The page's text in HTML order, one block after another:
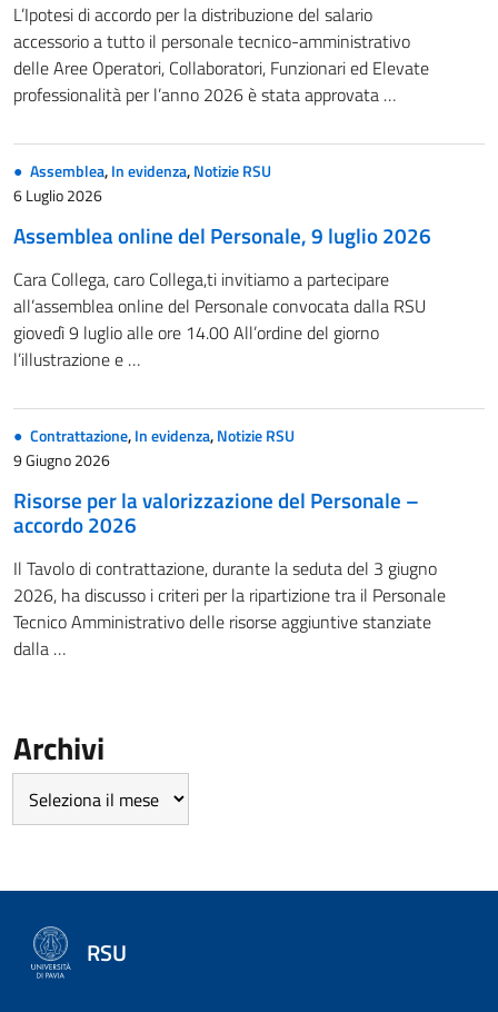
L’Ipotesi di accordo per la distribuzione del salario
accessorio a tutto il personale tecnico-amministrativo
delle Aree Operatori, Collaboratori, Funzionari ed Elevate
professionalità per l’anno 2026 è stata approvata …
Assemblea,In evidenza,Notizie RSU
6 Luglio 2026
Assemblea online del Personale, 9 luglio 2026
Cara Collega, caro Collega,ti invitiamo a partecipare
all’assemblea online del Personale convocata dalla RSU
giovedì 9 luglio alle ore 14.00 All’ordine del giorno
l’illustrazione e …
Contrattazione,In evidenza,Notizie RSU
9 Giugno 2026
Risorse per la valorizzazione del Personale –
accordo 2026
Il Tavolo di contrattazione, durante la seduta del 3 giugno
2026, ha discusso i criteri per la ripartizione tra il Personale
Tecnico Amministrativo delle risorse aggiuntive stanziate
dalla …
Archivi
Archivi
RSU